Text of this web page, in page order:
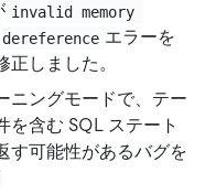
invalid memory
エラーを
しました。
ニングモードで、テー
を含む SQL ステート
す可能性があるバグを